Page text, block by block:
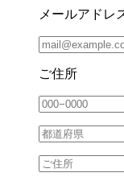
メールアドレ
ご住所